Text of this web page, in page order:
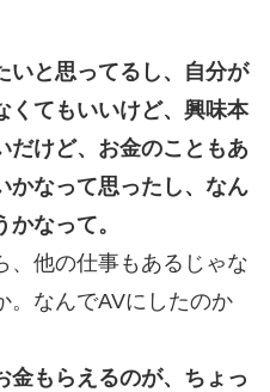
と思ってるし、自分が
くてもいいけど、興味本
だけど、お金のこともあ
かなって思ったし、なん
なって。
他の仕事もあるじゃな
。なんでAVにしたのか
もらえるのが、ちょっ